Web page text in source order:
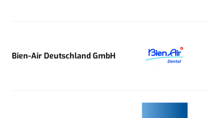
Bien-Air Deutschland GmbH